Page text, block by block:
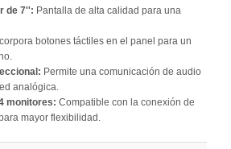
de 7'': Pantalla de alta calidad para una
botones táctiles en el panel para un
Permite una comunicación de audio
analógica.
monitores: Compatible con la conexión de
mayor flexibilidad.